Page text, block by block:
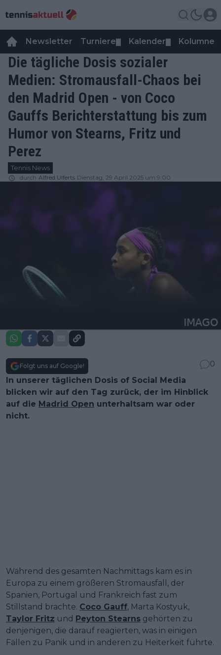
Newsletter Turniere Kalender Kolumnen
Die tägliche Dosis sozialer
Medien: Stromausfall-Chaos bei
den Madrid Open - von Coco
Gauffs Berichterstattung bis zum
Humor von Stearns, Fritz und
Perez
Tennis News
durch Alfred Ulferts Dienstag, 29 April 2025 um 9:00
Folgt uns auf Google!
0
In unserer täglichen Dosis of Social Media
blicken wir auf den Tag zurück, der im Hinblick
auf die Madrid Open unterhaltsam war oder
nicht.
Während des gesamten Nachmittags kam es in
Europa zu einem größeren Stromausfall, der
Spanien, Portugal und Frankreich fast zum
Stillstand brachte. Coco Gauff, Marta Kostyuk,
Taylor Fritz und Peyton Stearns gehörten zu
denjenigen, die darauf reagierten, was in einigen
Fällen zu Panik und in anderen zu Heiterkeit führte.